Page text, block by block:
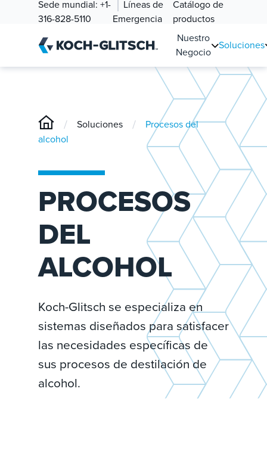
Sede mundial: +1-
316-828-5110
Líneas de
Emergencia
Catálogo de
productos
Nuestro
Negocio
Soluciones
/ Soluciones /
Procesos del
alcohol
PROCESOS
DEL
ALCOHOL
Koch-Glitsch se especializa en
sistemas diseñados para satisfacer
las necesidades específicas de
sus procesos de destilación de
alcohol.